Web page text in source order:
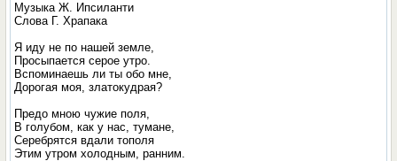
Музыка Ж. Ипсиланти
Слова Г. Храпака
Я иду не по нашей земле,
Просыпается серое утро.
Вспоминаешь ли ты обо мне,
Дорогая моя, златокудрая?
Предо мною чужие поля,
В голубом, как у нас, тумане,
Серебрятся вдали тополя
Этим утром холодным, ранним.